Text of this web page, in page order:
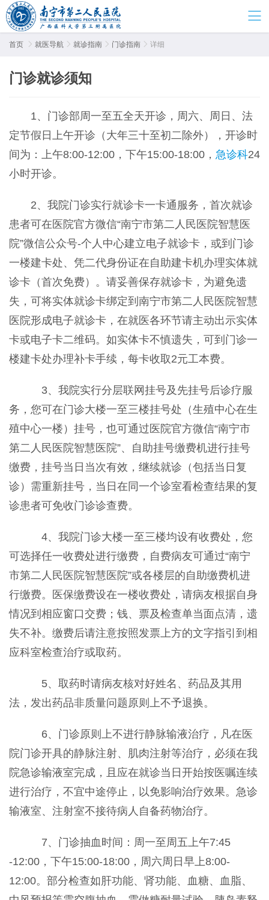
首页  就医导航  就诊指南  门诊指南  详细
门诊就诊须知
1、门诊部周一至五全天开诊，周六、周日、法
定节假日上午开诊（大年三十至初二除外），开诊时
间为：上午8:00-12:00 ，下午15:00-18:00 ， 急诊科24
小时开诊。
2、我院门诊实行就诊卡一卡通服务，首次就诊
患者可在医院官方微信“南宁市第二人民医院智慧医
院”微信公众号-个人中心建立电子就诊卡，或到门诊
一楼建卡处、凭二代身份证在自助建卡机办理实体就
诊卡（首次免费）。请妥善保存就诊卡，为避免遗
失，可将实体就诊卡绑定到南宁市第二人民医院智慧
医院形成电子就诊卡，在就医各环节请主动出示实体
卡或电子卡二维码。如实体卡不慎遗失，可到门诊一
楼建卡处办理补卡手续，每卡收取2元工本费。
3、我院实行分层联网挂号及先挂号后诊疗服
务，您可在门诊大楼一至三楼挂号处（生殖中心在生
殖中心一楼）挂号，也可通过医院官方微信“南宁市
第二人民医院智慧医院”、自助挂号缴费机进行挂号
缴费，挂号当日当次有效，继续就诊（包括当日复
诊）需重新挂号，当日在同一个诊室看检查结果的复
诊患者可免收门诊诊查费。
4、我院门诊大楼一至三楼均设有收费处，您
可选择任一收费处进行缴费，自费病友可通过“南宁
市第二人民医院智慧医院”或各楼层的自助缴费机进
行缴费。医保缴费设在一楼收费处，请病友根据自身
情况到相应窗口交费；钱、票及检查单当面点清，遗
失不补。缴费后请注意按照发票上方的文字指引到相
应科室检查治疗或取药。
5、取药时请病友核对好姓名、药品及其用
法，发出药品非质量问题原则上不予退换。
6、门诊原则上不进行静脉输液治疗，凡在医
院门诊开具的静脉注射、肌肉注射等治疗，必须在我
院急诊输液室完成，且应在就诊当日开始按医嘱连续
进行治疗，不宜中途停止，以免影响治疗效果。急诊
输液室、注射室不接待病人自备药物治疗。
7、门诊抽血时间：周一至周五上午7:45
-12:00，下午15:00-18:00，周六周日早上8:00-
12:00。部分检查如肝功能、肾功能、血糖、血脂、